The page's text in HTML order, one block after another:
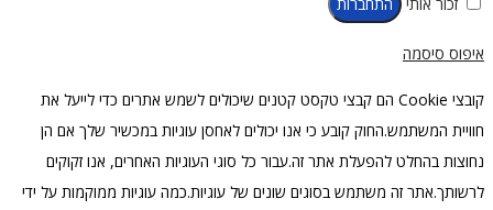
איפוס סיסמה
קובצי Cookie הם קבצי טקסט קטנים שיכולים לשמש אתרים כדי לייעל את
חוויית המשתמש.החוק קובע כי אנו יכולים לאחסן עוגיות במכשיר שלך אם הן
נחוצות בהחלט להפעלת אתר זה.עבור כל סוגי העוגיות האחרים, אנו זקוקים
לרשותך.אתר זה משתמש בסוגים שונים של עוגיות.כמה עוגיות ממוקמות על ידי